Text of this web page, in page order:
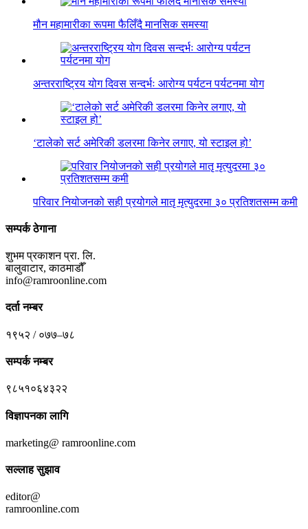
मौन महामारीका रूपमा फैलिँदै मानसिक समस्या
अन्तरराष्ट्रिय योग दिवस सन्दर्भः आरोग्य पर्यटन पर्यटनमा योग
‘टालेको सर्ट अमेरिकी डलरमा किनेर लगाए, यो स्टाइल हो’
परिवार नियोजनको सही प्रयोगले मातृ मृत्युदरमा ३० प्रतिशतसम्म कमी
सम्पर्क ठेगाना
शुभम प्रकाशन प्रा. लि.
बालुवाटार, काठमाडौँ
info@ramroonline.com
दर्ता नम्बर
१९५२ / ०७७–७८
सम्पर्क नम्बर
९८५१०६४३२२
विज्ञापनका लागि
marketing@ ramroonline.com
सल्लाह सुझाव
editor@
ramroonline.com